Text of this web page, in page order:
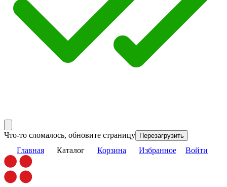
Что-то сломалось, обновите страницу Перезагрузить
Главная Каталог Корзина Избранное Войти